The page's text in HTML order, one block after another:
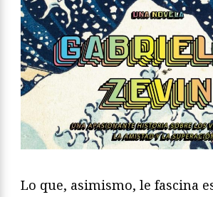
Lo que, asimismo, le fascina